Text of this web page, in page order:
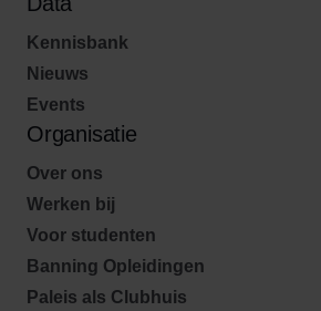
Kennisbank
Nieuws
Events
Organisatie
Over ons
Werken bij
Voor studenten
Banning Opleidingen
Paleis als Clubhuis